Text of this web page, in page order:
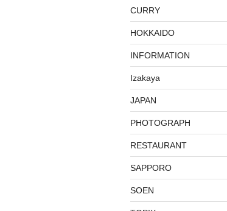
CURRY
HOKKAIDO
INFORMATION
Izakaya
JAPAN
PHOTOGRAPH
RESTAURANT
SAPPORO
SOEN